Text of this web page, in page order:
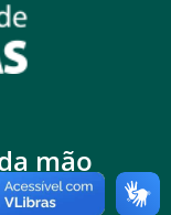
mão